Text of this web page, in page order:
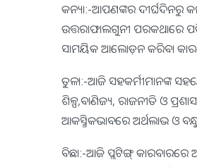
କନ୍ୟା:-ଆପଣଙ୍କର ଦୀର୍ଘଦିନରୁ
ଉତ୍ତରାଫାଲଗୁନୀ ପରକଥାରେ
ସାମୟିକ ଆଲୋଡ଼ନ କରିବା
ତୁଳା:-ଆଜି ସହକର୍ମୀମାନଙ୍କ
ଶିଳ୍ପ,ବାଣିଜ୍ୟ, ରାଜନୀତି ଓ
ଆକସ୍ମିକଭାବରେ ଅର୍ଥଲାଭ ଓ
ବିଛା:-ଆଜି ପ୍ଲଟିଙ୍ଗ୍‌ କାରବାରରେ